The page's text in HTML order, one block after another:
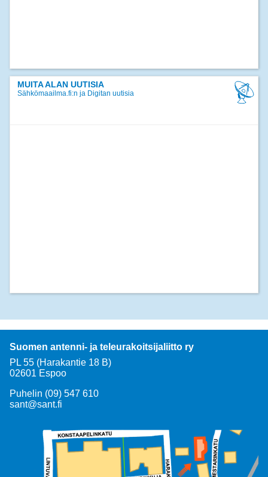
MUITA ALAN UUTISIA
Sähkömaailma.fi:n ja Digitan uutisia
Suomen antenni- ja teleurakoitsijaliitto ry
PL 55 (Harakantie 18 B)
02601 Espoo
Puhelin (09) 547 610
sant@sant.fi